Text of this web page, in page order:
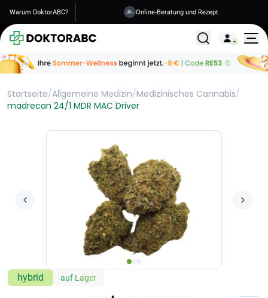
Warum DoktorABC? Versand in 1-2 Tagen
Alle
Startseite/Allgemeine Medizin/Medizinisches Cannabis/
madrecan 24/1 MDR MAC Driver
hybrid auf Lager